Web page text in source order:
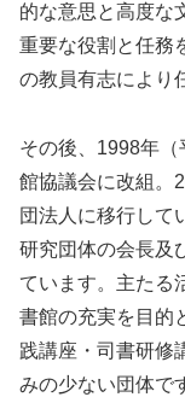
的な意思と高度な
重要な役割と任務
の教員有志により
その後、1998年
館協議会に改組。
団法人に移行して
研究団体の会長及
ています。主たる
書館の充実を目的
践講座・司書研修
みの少ない団体で